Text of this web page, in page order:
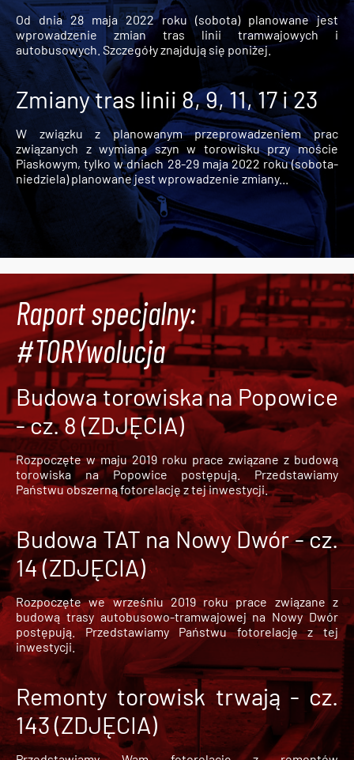
Od dnia 28 maja 2022 roku (sobota) planowane jest
wprowadzenie zmian tras linii tramwajowych i
autobusowych. Szczegóły znajdują się poniżej.
Zmiany tras linii 8, 9, 11, 17 i 23
W związku z planowanym przeprowadzeniem prac
związanych z wymianą szyn w torowisku przy moście
Piaskowym, tylko w dniach 28-29 maja 2022 roku (sobota-
niedziela) planowane jest wprowadzenie zmiany...
Raport specjalny:
#TORYwolucja
Budowa torowiska na Popowice
- cz. 8 (ZDJĘCIA)
Rozpoczęte w maju 2019 roku prace związane z budową
torowiska na Popowice
postępują. Przedstawiamy
Państwu obszerną fotorelację z tej inwestycji.
Budowa TAT na Nowy Dwór - cz.
14 (ZDJĘCIA)
Rozpoczęte we wrześniu 2019 roku prace związane z
budową trasy autobusowo-tramwajowej na Nowy Dwór
postępują. Przedstawiamy Państwu fotorelację z tej
inwestycji.
Remonty torowisk trwają - cz.
143 (ZDJĘCIA)